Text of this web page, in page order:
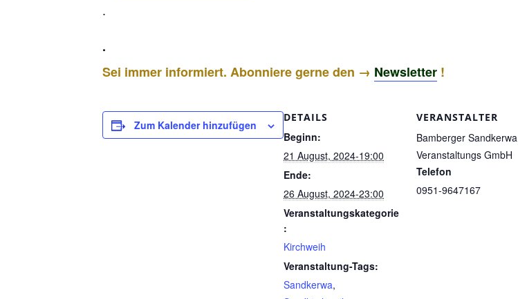
.
.
Sei immer informiert. Abonniere gerne den → Newsletter !
Zum Kalender hinzufügen
DETAILS
Beginn:
21 August, 2024-19:00
Ende:
26 August, 2024-23:00
Veranstaltungskategorie
:
Kirchweih
Veranstaltung-Tags:
Sandkerwa,
VERANSTALTER
Bamberger Sandkerwa
Veranstaltungs GmbH
Telefon
0951-9647167